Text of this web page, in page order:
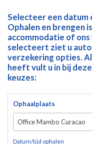
Selecteer een datum
Ophalen en brengen
accommodatie of
selecteert ziet u
verzekering opties.
heeft vult u in bij
keuzes:
Ophaalplaats
Office Mambo Curacao
Datum/tijd ophalen